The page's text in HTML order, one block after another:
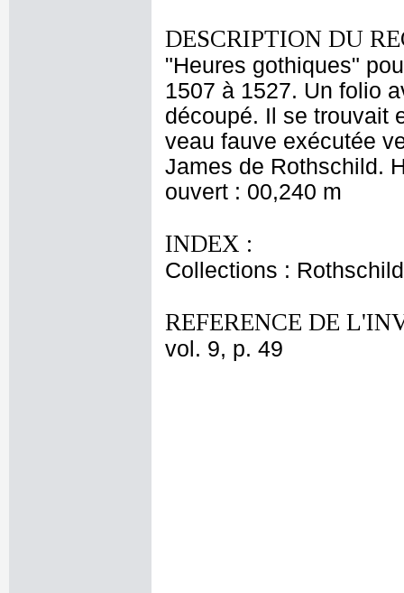
DESCRIPTION DU
"Heures gothiques"
1507 à 1527. Un folio
découpé. Il se trouvait
veau fauve exécutée
James de Rothschild.
ouvert : 00,240 m
INDEX :
Collections :
REFERENCE DE
vol. 9, p. 49